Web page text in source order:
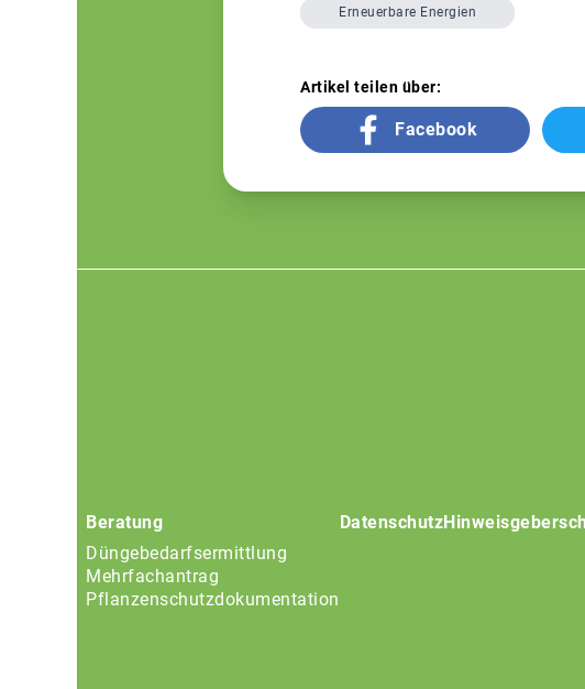
Erneuerbare Energien
Artikel teilen über:
Facebook
Beratung
Düngebedarfsermittlung
Mehrfachantrag
Pflanzenschutzdokumentation
Datenschutz